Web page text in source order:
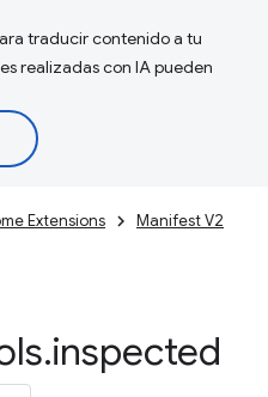
traducir contenido a tu
realizadas con IA pueden
Extensions
Manifest V2
.inspected